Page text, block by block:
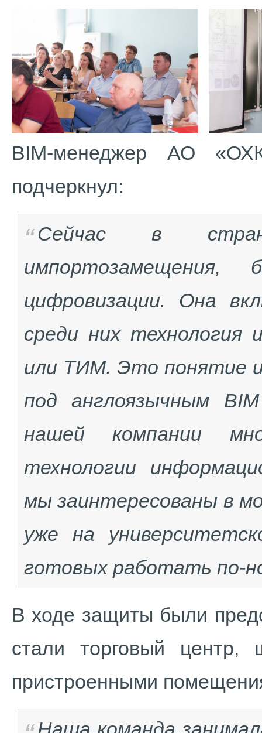
BIM-менеджер АО
подчеркнул:
Сейчас в
импортозамещения,
цифровизации. Она
среди них технология
или ТИМ. Это понятие
под англоязычным
нашей компании
технологии
мы заинтересованы в
уже на
готовых работать по-
В ходе защиты были
стали торговый
пристроенными